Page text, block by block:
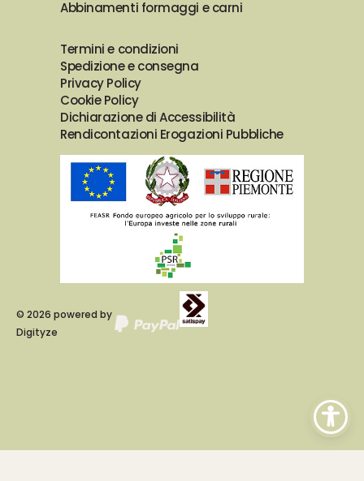
Abbinamenti formaggi e carni
Termini e condizioni
Spedizione e consegna
Privacy Policy
Cookie Policy
Dichiarazione di Accessibilità
Rendicontazioni Erogazioni Pubbliche
© 2026 powered by
Digityze